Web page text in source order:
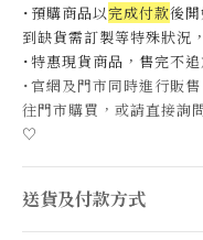
˙預購商品以完成付款後
到缺貨需訂製等特殊狀況
˙特惠現貨商品，售完不追
˙官網及門市同時進行販
往門市購買，或請直接詢
♡
送貨及付款方式